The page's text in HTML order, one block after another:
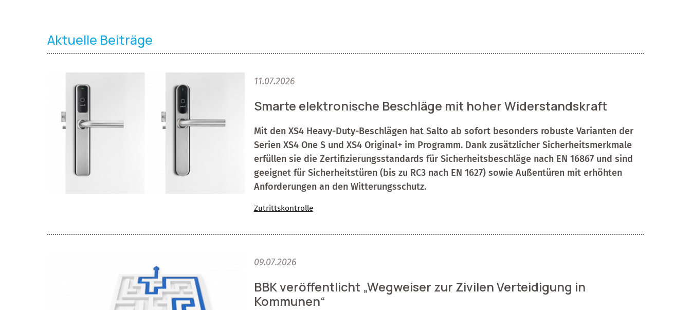
Aktuelle Beiträge
11.07.2026
Smarte elektronische Beschläge mit hoher Widerstandskraft
Mit den XS4 Heavy-Duty-Beschlägen hat Salto ab sofort besonders robuste Varianten der
Serien XS4 One S und XS4 Original+ im Programm. Dank zusätzlicher Sicherheitsmerkmale
erfüllen sie die Zertifizierungsstandards für Sicherheitsbeschläge nach EN 16867 und sind
geeignet für Sicherheitstüren (bis zu RC3 nach EN 1627) sowie Außentüren mit erhöhten
Anforderungen an den Witterungsschutz.
Zutrittskontrolle
09.07.2026
BBK veröffentlicht „Wegweiser zur Zivilen Verteidigung in
Kommunen“